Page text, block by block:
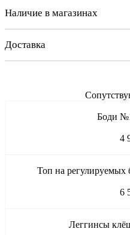
Наличие в магазинах
Доставка
Боди
4
Топ на регулируемых
6
Леггинсы